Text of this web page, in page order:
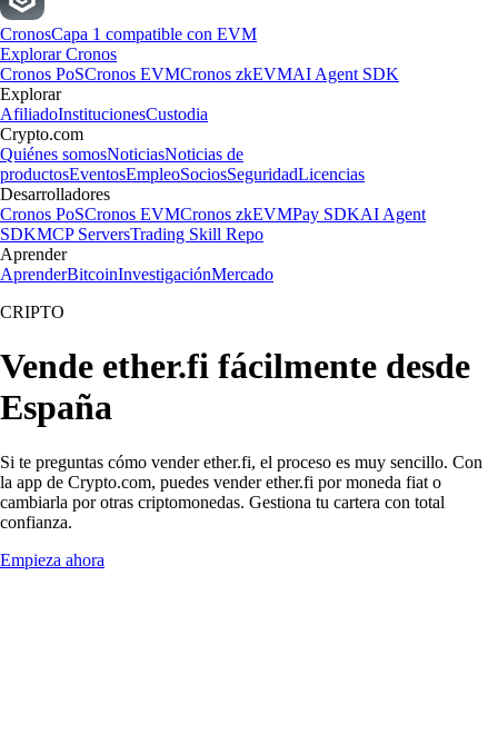
CronosCapa 1 compatible con EVM
Explorar Cronos
Cronos PoSCronos EVMCronos zkEVMAI Agent SDK
Explorar
AfiliadoInstitucionesCustodia
Crypto.com
Quiénes somosNoticiasNoticias de
productosEventosEmpleoSociosSeguridadLicencias
Desarrolladores
Cronos PoSCronos EVMCronos zkEVMPay SDKAI Agent
SDKMCP ServersTrading Skill Repo
Aprender
AprenderBitcoinInvestigaciónMercado
CRIPTO
Vende ether.fi fácilmente desde
España
Si te preguntas cómo vender ether.fi, el proceso es muy sencillo. Con
la app de Crypto.com, puedes vender ether.fi por moneda fiat o
cambiarla por otras criptomonedas. Gestiona tu cartera con total
confianza.
Empieza ahora